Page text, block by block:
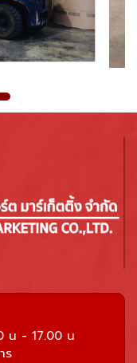
น - 17.00 น
ร